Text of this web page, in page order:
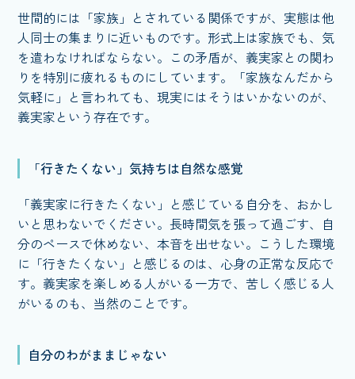
世間的には「家族」とされている関係ですが、実態は他
人同士の集まりに近いものです。形式上は家族でも、気
を遣わなければならない。この矛盾が、義実家との関わ
りを特別に疲れるものにしています。「家族なんだから
気軽に」と言われても、現実にはそうはいかないのが、
義実家という存在です。
「行きたくない」気持ちは自然な感覚
「義実家に行きたくない」と感じている自分を、おかし
いと思わないでください。長時間気を張って過ごす、自
分のペースで休めない、本音を出せない。こうした環境
に「行きたくない」と感じるのは、心身の正常な反応で
す。義実家を楽しめる人がいる一方で、苦しく感じる人
がいるのも、当然のことです。
自分のわがままじゃない